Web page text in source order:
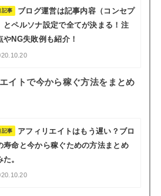
記事
ブログ運営は記事内容（コンセプ
とペルソナ設定で全てが決まる！注
やNG失敗例も紹介！
イトで今から稼ぐ方法をまとめ
記事
アフィリエイトはもう遅い？ブロ
寿命と今から稼ぐための方法まとめ
た。